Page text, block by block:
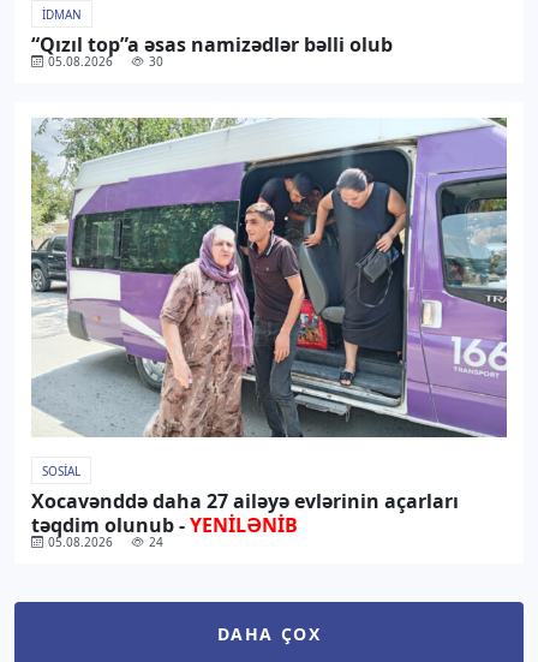
İDMAN
“Qızıl top”a əsas namizədlər bəlli olub
05.08.2026 30
SOSIAL
Xocavənddə daha 27 ailəyə evlərinin açarları
təqdim olunub -YENİLƏNİB
05.08.2026 24
DAHA ÇOX